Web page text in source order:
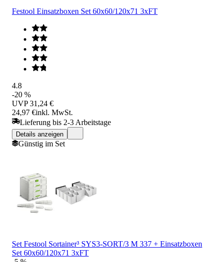
Festool Einsatzboxen Set 60x60/120x71 3xFT
4.8
-20 %
UVP 31,24 €
24,97 €inkl. MwSt.
Lieferung bis 2-3 Arbeitstage
Details anzeigen
Günstig im Set
Set Festool Sortainer³ SYS3-SORT/3 M 337 + Einsatzboxen
Set 60x60/120x71 3xFT